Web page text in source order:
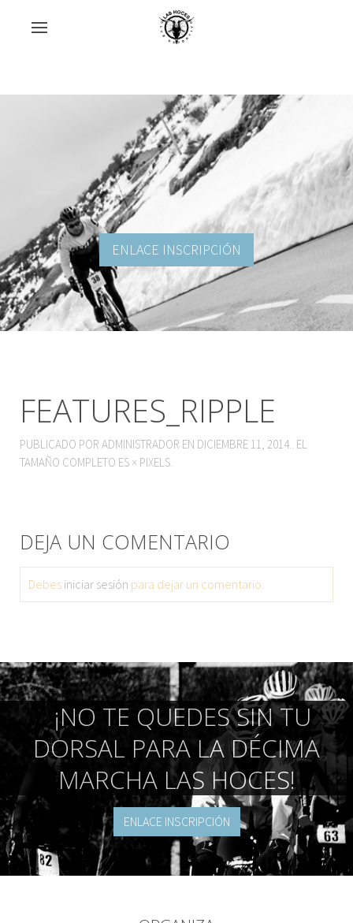
ENLACE INSCRIPCIÓN
FEATURES_RIPPLE
PUBLICADO POR ADMINISTRADOR EN DICIEMBRE 11, 2014.. EL
TAMAÑO COMPLETO ES × PIXELS.
DEJA UN COMENTARIO
Debes iniciar sesión para dejar un comentario.
¡NO TE QUEDES SIN TU
DORSAL PARA LA DÉCIMA
MARCHA LAS HOCES!
ENLACE INSCRIPCIÓN